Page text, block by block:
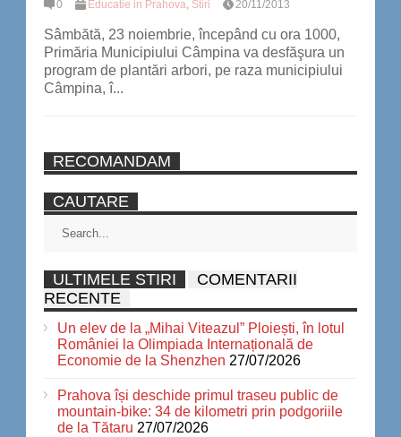
0 Educatie in Prahova, Stiri 20/11/2013
Sâmbătă, 23 noiembrie, începând cu ora 1000,
Primăria Municipiului Câmpina va desfăşura un
program de plantări arbori, pe raza municipiului
Câmpina, î...
RECOMANDAM
CAUTARE
ULTIMELE STIRI
COMENTARII
RECENTE
Un elev de la „Mihai Viteazul” Ploiești, în lotul
României la Olimpiada Internațională de
Economie de la Shenzhen 27/07/2026
Prahova își deschide primul traseu public de
mountain-bike: 34 de kilometri prin podgoriile
de la Tătaru 27/07/2026